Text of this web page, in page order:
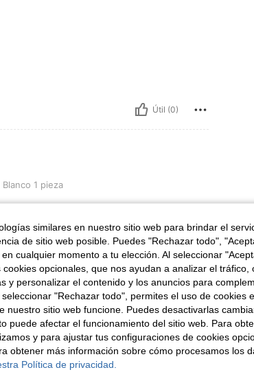
Útil (0)
Blanco 1 pieza
y tiene el tamaño perfecto.
Útil (0)
similares en nuestro sitio web para brindar el
de sitio web posible. Puedes "Rechazar todo",
cualquier momento a tu elección. Al seleccionar
opcionales, que nos ayudan a analizar el tráfico,
y personalizar el contenido y los anuncios para
"Rechazar todo", permites el uso de cookies
nuestro sitio web funcione. Puedes desactivarlas
puede afectar el funcionamiento del sitio web. Para
y para ajustar tus configuraciones de cookies
obtener más información sobre cómo procesamos los
Política de privacidad.